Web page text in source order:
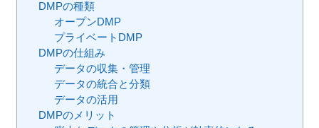
DMPの種類
オープンDMP
プライベートDMP
DMPの仕組み
データの収集・管理
データの統合と分類
データの活用
DMPのメリット